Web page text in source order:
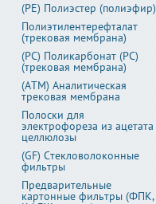
(PE) Полиэстер (полиэфир)
Полиэтилентерефталат
(трековая мембрана)
(PC) Поликарбонат (PC)
(трековая мембрана)
(АТМ) Аналитическая
трековая мембрана
Полоски для
электрофореза из ацетата
целлюлозы
(GF) Стекловолоконные
фильтры
Предварительные
картонные фильтры (ФПК,